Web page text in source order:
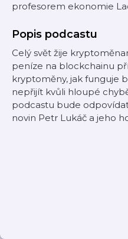
profesorem ekonomie
Popis podcastu
Celý svět žije
peníze na blockchainu
kryptoměny, jak funguje
nepřijít kvůli hloupé
podcastu bude
novin Petr Lukáč a jeho